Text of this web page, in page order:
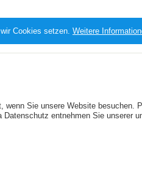
Cookies setzen. Weitere
wenn Sie unsere Website besuchen.
entnehmen Sie unserer